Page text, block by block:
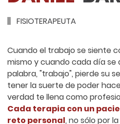
FISIOTERAPEUTA
Cuando el trabajo se siente
mismo y cuando cada día se
palabra, "trabajo", pierde su
tener la suerte de poder
verdad te llena como
Cada terapia con un
reto personal, no sólo por